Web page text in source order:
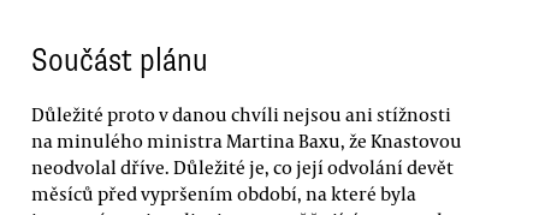
Součást plánu
Důležité proto v danou chvíli nejsou ani stížnosti
na minulého ministra Martina Baxu, že Knastovou
neodvolal dříve. Důležité je, co její odvolání devět
měsíců před vypršením období, na které byla